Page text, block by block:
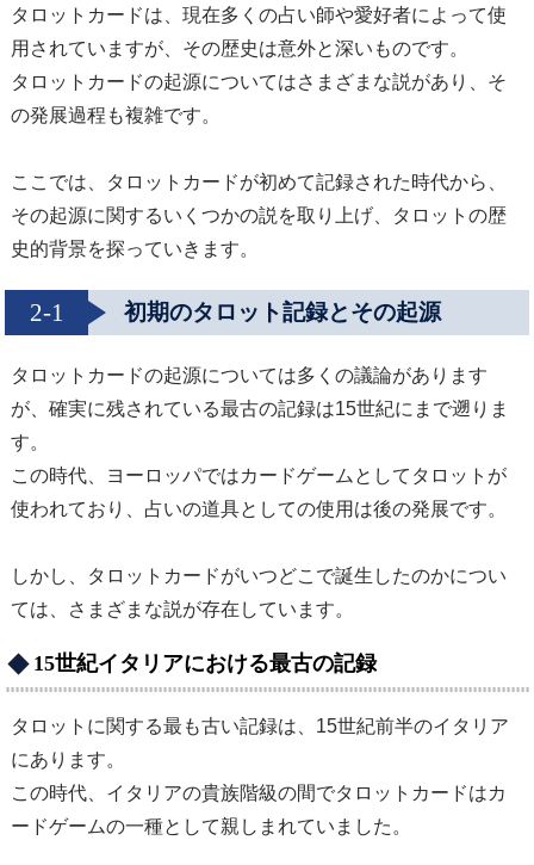
タロットカードは、現在多くの占い師や愛好者によって使
用されていますが、その歴史は意外と深いものです。
タロットカードの起源についてはさまざまな説があり、そ
の発展過程も複雑です。
ここでは、タロットカードが初めて記録された時代から、
その起源に関するいくつかの説を取り上げ、タロットの歴
史的背景を探っていきます。
2-1 初期のタロット記録とその起源
タロットカードの起源については多くの議論があります
が、確実に残されている最古の記録は15世紀にまで遡りま
す。
この時代、ヨーロッパではカードゲームとしてタロットが
使われており、占いの道具としての使用は後の発展です。
しかし、タロットカードがいつどこで誕生したのかについ
ては、さまざまな説が存在しています。
15世紀イタリアにおける最古の記録
タロットに関する最も古い記録は、15世紀前半のイタリア
にあります。
この時代、イタリアの貴族階級の間でタロットカードはカ
ードゲームの一種として親しまれていました。